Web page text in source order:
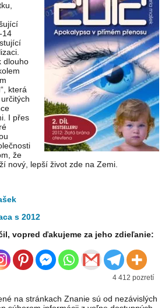
14
dlouho
která
I přes
že
nový, lepší život zde na Zemi.
s 2012
vopred ďakujeme za jeho zdieľanie:
4 412 pozretí
na stránkach Znanie sú od nezávislých